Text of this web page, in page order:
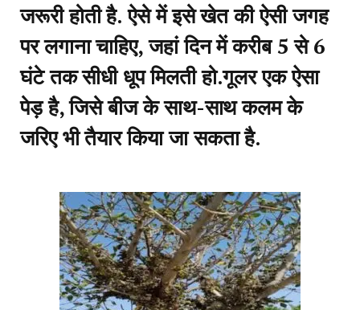
जरूरी होती है. ऐसे में इसे खेत की ऐसी जगह
पर लगाना चाहिए, जहां दिन में करीब 5 से 6
घंटे तक सीधी धूप मिलती हो.गूलर एक ऐसा
पेड़ है, जिसे बीज के साथ-साथ कलम के
जरिए भी तैयार किया जा सकता है.